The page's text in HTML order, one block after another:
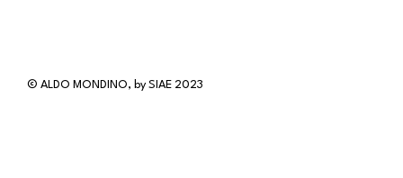
© ALDO MONDINO, by SIAE 2023